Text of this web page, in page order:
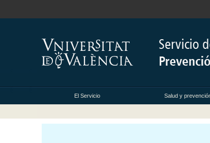
El Servicio Salud y